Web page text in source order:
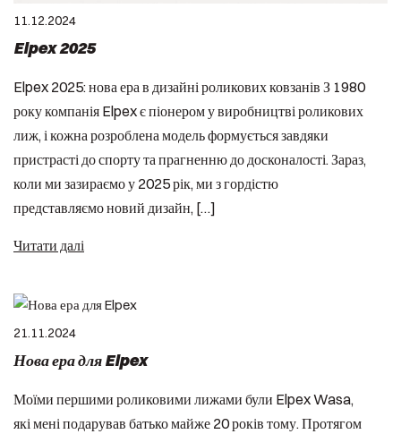
11.12.2024
Elpex 2025
Elpex 2025: нова ера в дизайні роликових ковзанів З 1980
року компанія Elpex є піонером у виробництві роликових
лиж, і кожна розроблена модель формується завдяки
пристрасті до спорту та прагненню до досконалості. Зараз,
коли ми зазираємо у 2025 рік, ми з гордістю
представляємо новий дизайн, […]
Читати далі
21.11.2024
Нова ера для Elpex
Моїми першими роликовими лижами були Elpex Wasa,
які мені подарував батько майже 20 років тому. Протягом